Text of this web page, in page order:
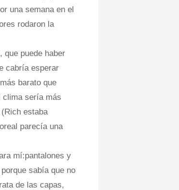
una semana en el
rodaron la
que puede haber
cabría esperar
barato que
clima sería más
estaba
parecía una
mí:pantalones y
sabía que no
de las capas,